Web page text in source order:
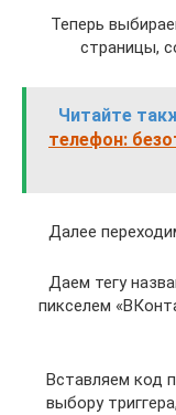
Теперь
страницы,
Читайте
телефон:
Далее
Даем тегу
пикселем
Вставляем код
выбору